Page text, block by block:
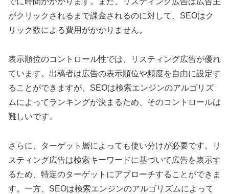
がクリックされるまで課金されるのに対して、SEOはク
リック数による費用がかかりません。
表示順位のコントロール性では、リスティング広告が優れ
ています。出稿者は広告の表示順位や頻度を自由に設定す
ることができますが、SEOは検索エンジンのアルゴリズ
ムによってランキングが決まるため、そのコントロールは
難しいです。
さらに、ターゲット層によっても使い分けが必要です。リ
スティング広告は検索キーワードに基づいて広告を表示す
るため、特定のターゲットにアプローチすることができま
す。一方、SEOは検索エンジンのアルゴリズムによって